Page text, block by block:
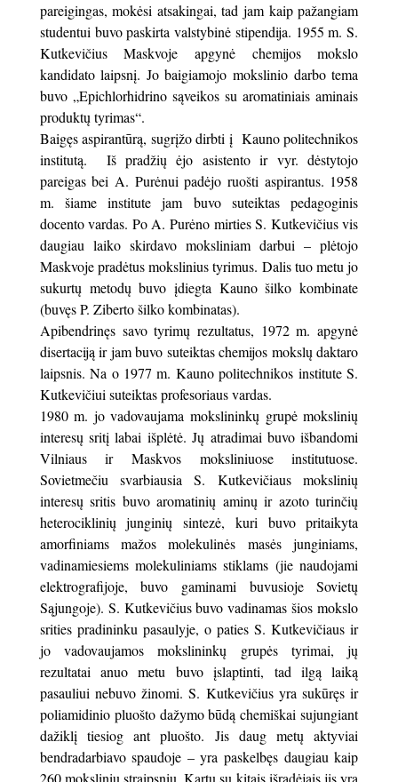
pareigingas, mokėsi atsakingai, tad jam kaip pažangiam
studentui buvo paskirta valstybinė stipendija. 1955 m. S.
Kutkevičius Maskvoje apgynė chemijos mokslo
kandidato laipsnį. Jo baigiamojo mokslinio darbo tema
buvo „Epichlorhidrino sąveikos su aromatiniais aminais
produktų tyrimas“.
Baigęs aspirantūrą, sugrįžo dirbti į Kauno politechnikos
institutą. Iš pradžių ėjo asistento ir vyr. dėstytojo
pareigas bei A. Purėnui padėjo ruošti aspirantus. 1958
m. šiame institute jam buvo suteiktas pedagoginis
docento vardas. Po A. Purėno mirties S. Kutkevičius vis
daugiau laiko skirdavo moksliniam darbui – plėtojo
Maskvoje pradėtus mokslinius tyrimus. Dalis tuo metu jo
sukurtų metodų buvo įdiegta Kauno šilko kombinate
(buvęs P. Ziberto šilko kombinatas).
Apibendrinęs savo tyrimų rezultatus, 1972 m. apgynė
disertaciją ir jam buvo suteiktas chemijos mokslų daktaro
laipsnis. Na o 1977 m. Kauno politechnikos institute S.
Kutkevičiui suteiktas profesoriaus vardas.
1980 m. jo vadovaujama mokslininkų grupė mokslinių
interesų sritį labai išplėtė. Jų atradimai buvo išbandomi
Vilniaus ir Maskvos moksliniuose institutuose.
Sovietmečiu svarbiausia S. Kutkevičiaus mokslinių
interesų sritis buvo aromatinių aminų ir azoto turinčių
heterociklinių junginių sintezė, kuri buvo pritaikyta
amorfiniams mažos molekulinės masės junginiams,
vadinamiesiems molekuliniams stiklams (jie naudojami
elektrografijoje, buvo gaminami buvusioje Sovietų
Sąjungoje). S. Kutkevičius buvo vadinamas šios mokslo
srities pradininku pasaulyje, o paties S. Kutkevičiaus ir
jo vadovaujamos mokslininkų grupės tyrimai, jų
rezultatai anuo metu buvo įslaptinti, tad ilgą laiką
pasauliui nebuvo žinomi. S. Kutkevičius yra sukūręs ir
poliamidinio pluošto dažymo būdą chemiškai sujungiant
dažiklį tiesiog ant pluošto. Jis daug metų aktyviai
bendradarbiavo spaudoje – yra paskelbęs daugiau kaip
260 mokslinių straipsnių. Kartu su kitais išradėjais jis yra